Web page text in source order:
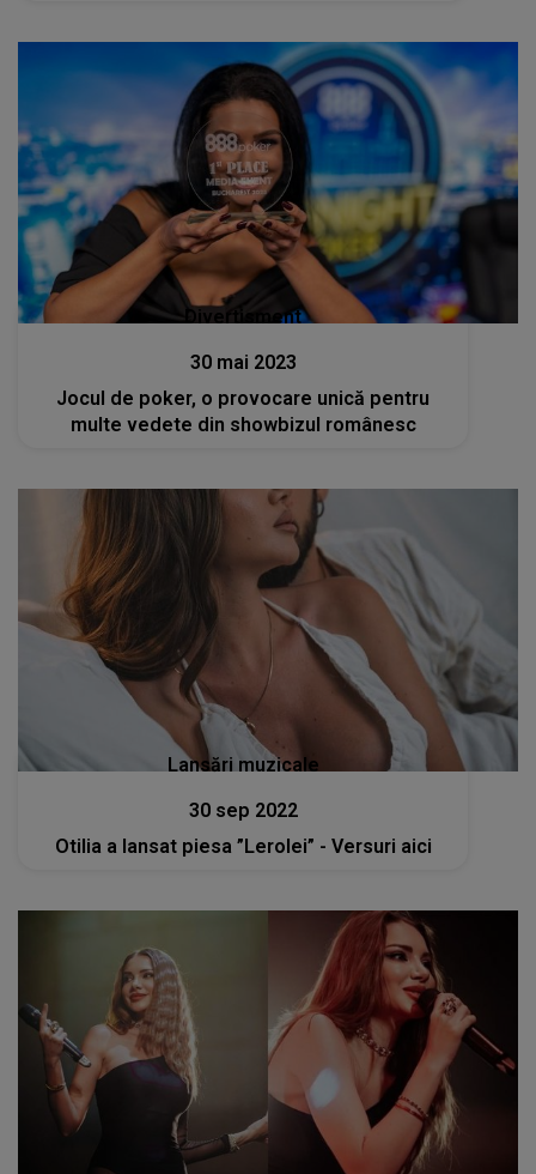
Divertisment
30 mai 2023
Jocul de poker, o provocare unică pentru
multe vedete din showbizul românesc
Lansări muzicale
30 sep 2022
Otilia a lansat piesa ”Lerolei” - Versuri aici